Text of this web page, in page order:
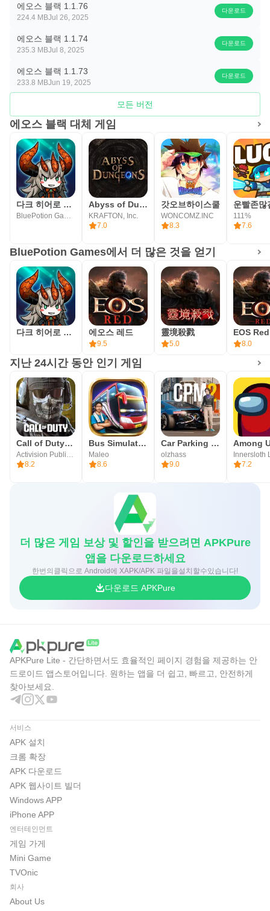
웅들의 모험 이야기
다양한 퀘스트를 해결하는 재미
▶ The 위험한 MMORPG 만의 “치욕” 시스템 ◀
패배자에게 자비는 없다. 잊을 수 없는 치욕을 선사할 '처형
서로의 장비를 걸고 벌이는 극한의 전투, ‘봉인전’
▶ 지속되는 분쟁과 PK, 하드코어 MMORPG 본연의 재미
◀
전투에 승리하는 자, 다이아와 장비 그 이상을 취할 것이다.
‘전리품’ 시스템
피의 복수를 위해 준비된 특별한 설욕전, '복수' 시스템
게임이 종료되어도 멈추지 않는 사냥과 자동 플레이를 통한
성장
획득한 아이템의 보관, 판매 그리고 사냥에 필요한 아이템을
자동으로 구매
▶ 무소과금 지향 BM 정책 ◀
인게임 재화로 무료 획득 가능한 ‘신수’와 최저 단가의 천장
시스템 기본 적용
▶ 모바일 정통 MMORPG 의 IDENTITY를 계승한 정규 후
속작 ◀
1:1 거래와 거래소를 통한 자유경제
과도한 세일즈 프로모션을 지양하며, 고객과의 신뢰를 저버
필드 사냥의 꽃, 득템의 재미 극대화
개발자 연락처: 블루포션게임즈㈜
주소: 서울 강남구 테헤란로 309 (역삼동, 삼성제일빌딩 2
층)
대표자: 조승진, 정재목
팩스: 02-540-7411
이메일: help@bluepotion.co.kr
※ 공식카페: https://cafe.naver.com/eosblackmobile
※ 개인정보 처리방침:
https://www.bluepotion.co.kr/privacy2.php?t=black
※ 유튜브: https://www.youtube.com/@EOS_BLACK
----
개발자 연락처 :
블루포션게임즈 주식회사 대한민국 서울특별시 강남구
06151 4228801250 2019-서울강남-00897 강남구청
에오스 블랙 1.1.76
224.4 MBJul 26, 2025
다운로드
에오스 블랙 1.1.74
235.3 MBJul 8, 2025
다운로드
에오스 블랙 1.1.73
233.8 MBJun 19, 2025
다운로드
모든 버전
에오스 블랙 대체 게임
다크 히어로 대쉬 : 방치형 RPG Abyss of Dungeons
KRAFTON, Inc.
7.0
갓오브하이스쿨
WONCOMZ.INC
8.3
운빨존많
111%
7.6
BluePotion Games에서 더 많은 것을 얻기
다크 히어로 대쉬 : 방치형 RPG 에오스 레드
9.5
靈境殺戮
5.0
EOS Red
8.0
지난 24시간 동안 인기 게임
Call of Duty®: Mobile
8.2
Bus Simulator Indonesia
Maleo
8.6
Car Parking Multiplayer 2
olzhass
9.0
Among
Innersloth
7.2
더 많은 게임 보상 및 할인을 받으려면 APKPure
앱을 다운로드하세요
한번의클릭으로 Android에 XAPK/APK 파일을설치할수있습니다!
다운로드 APKPure
APKPure Lite - 간단하면서도 효율적인 페이지 경험을 제공하는 안
드로이드 앱스토어입니다. 원하는 앱을 더 쉽고, 빠르고, 안전하게
찾아보세요.
서비스
APK 설치
크롬 확장
APK 다운로드
APK 웹사이트 빌더
Windows APP
iPhone APP
엔터테인먼트
게임 가게
Mini Game
TVOnic
회사
About Us